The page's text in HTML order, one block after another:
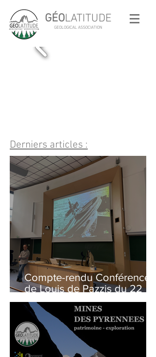
GÉOLATITUDE
GEOLOGICAL ASSOCIATION
Derniers articles :
Compte-rendu Conférence
de Louis de Pazzis du 22
Avril 2026